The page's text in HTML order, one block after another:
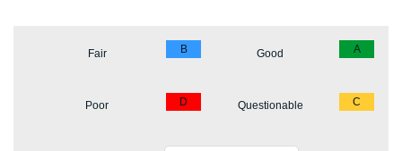
A
Good
B
Fair
C
Questionable
D
Poor